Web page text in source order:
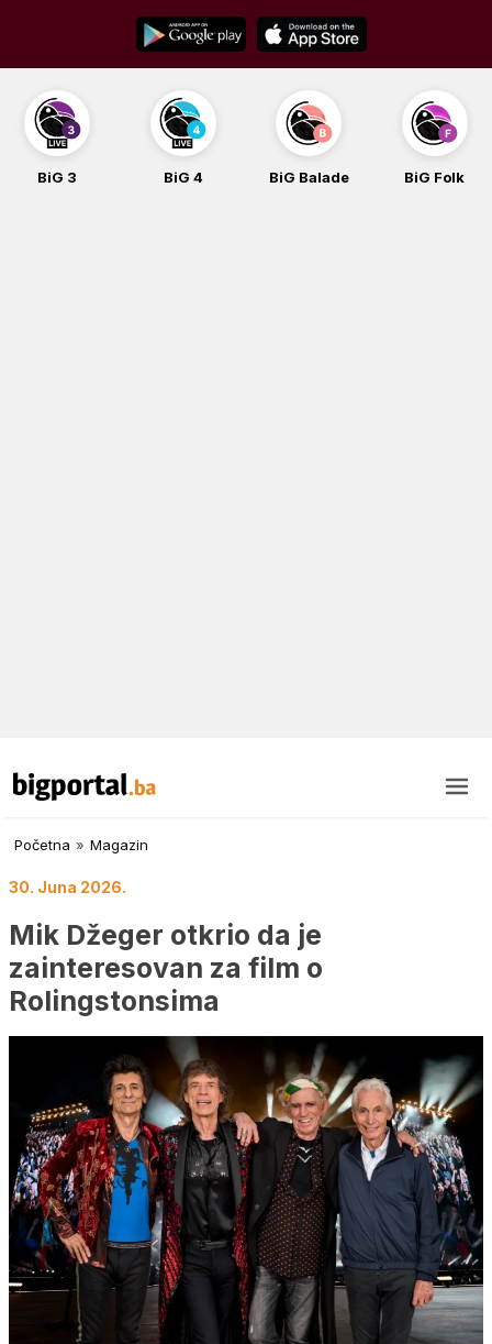
content
BiG 3 BiG 4 BiG Balade BiG Folk
Početna » Magazin
30. Juna 2026.
Mik Džeger otkrio da je
zainteresovan za film o
Rolingstonsima